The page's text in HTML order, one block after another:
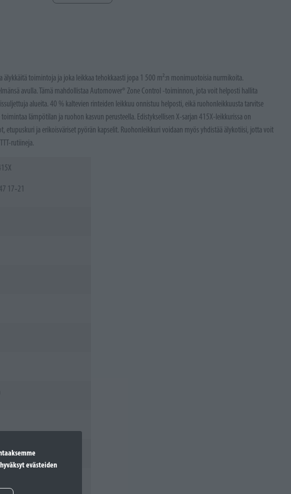
evästeiden
toimintoja ja joka leikkaa tehokkaasti jopa 1 500 m²:n monimuotoisia nurmikoita.
avulla. Tämä mahdollistaa Automower® Zone Control -toiminnon, jota voit helposti hallita
alueita. 40 % kaltevien rinteiden leikkuu onnistuu helposti, eikä ruohonleikkuusta tarvitse
lämpötilan ja ruohon kasvun perusteella. Edistyksellisen X-sarjan 415X-leikkurissa on
etupuskuri ja erikoisväriset pyörän kapselit. Ruohonleikkuri voidaan myös yhdistää älykotiisi, jotta voit
rutiineja.
17‑21